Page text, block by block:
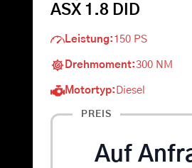
ASX 1.8 DID
Leistung: 150 PS
Drehmoment:300 NM
Motortyp: Diesel
PREIS
Auf